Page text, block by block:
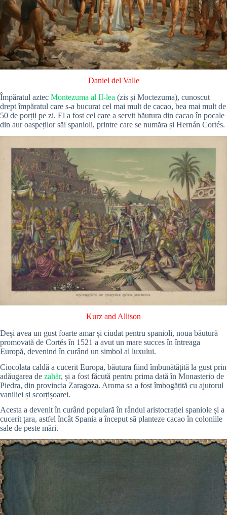
Daniel del Valle
Împăratul aztec Montezuma al II-lea (zis și Moctezuma), cunoscut
drept împăratul care s-a bucurat cel mai mult de cacao, bea mai mult de
50 de porții pe zi. El a fost cel care a servit băutura din cacao în pocale
din aur oaspeților săi spanioli, printre care se număra și Hernán Cortés.
Kurz and Allison
Deși avea un gust foarte amar și ciudat pentru spanioli, noua băutură
promovată de Cortés în 1521 a avut un mare succes în întreaga
Europă, devenind în curând un simbol al luxului.
Ciocolata caldă a cucerit Europa, băutura fiind îmbunătățită la gust prin
adăugarea de zahăr, și a fost făcută pentru prima dată în Monasterio de
Piedra, din provincia Zaragoza. Aroma sa a fost îmbogățită cu ajutorul
vaniliei și scorțișoarei.
Acesta a devenit în curând populară în rândul aristocrației spaniole și a
cucerit țara, astfel încât Spania a început să planteze cacao în coloniile
sale de peste mări.